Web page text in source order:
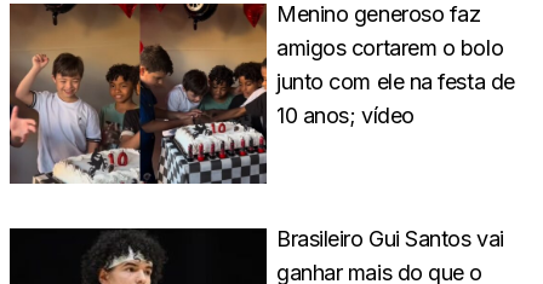
Menino generoso faz
amigos cortarem o bolo
junto com ele na festa de
10 anos; vídeo
Brasileiro Gui Santos vai
ganhar mais do que o